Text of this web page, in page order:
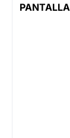
PANTALLA